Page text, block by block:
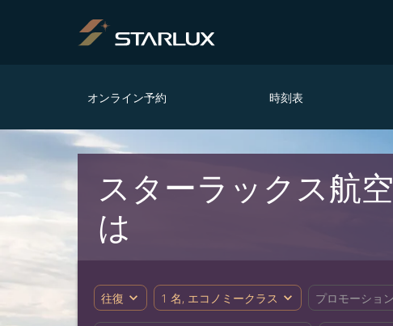
オンライン予約 時刻表
スターラックス航
は
往復 expand_more 1 名, エコノミークラス expand_more プロモーショ